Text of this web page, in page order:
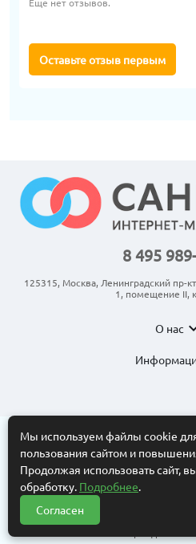
Оставьте отзыв первым
8 495
125315, Москва, Ленинградский пр-
1, помещение II,
О нас
© 2011-2026
Все торговые марки принадлежат
составляющих частей сайта в
разрешения владельца авторских
магазин носит исключительно
Информационные материалы,
являются публичной офертой,
Мы используем файлы cookie
пользования сайтом и
Продолжая использовать сайт,
обработку. Подробнее.
Согласен